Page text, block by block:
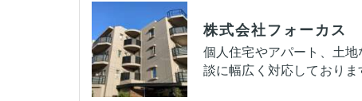
株式会社フォーカス
個人住宅やアパート、土
談に幅広く対応しており